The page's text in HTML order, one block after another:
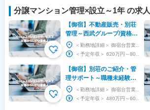
分譲マンション管理×設立 ～1年の求人
【御宿】不動産販売・別荘
管理～西武グループ/資格手
当有/年間休日122日/リゾー
トタウンで勤務！～
【御宿】別荘のご紹介・管
理サポート～職種未経験歓
迎！西武グループ/年休122
日/リゾートタウン勤務～